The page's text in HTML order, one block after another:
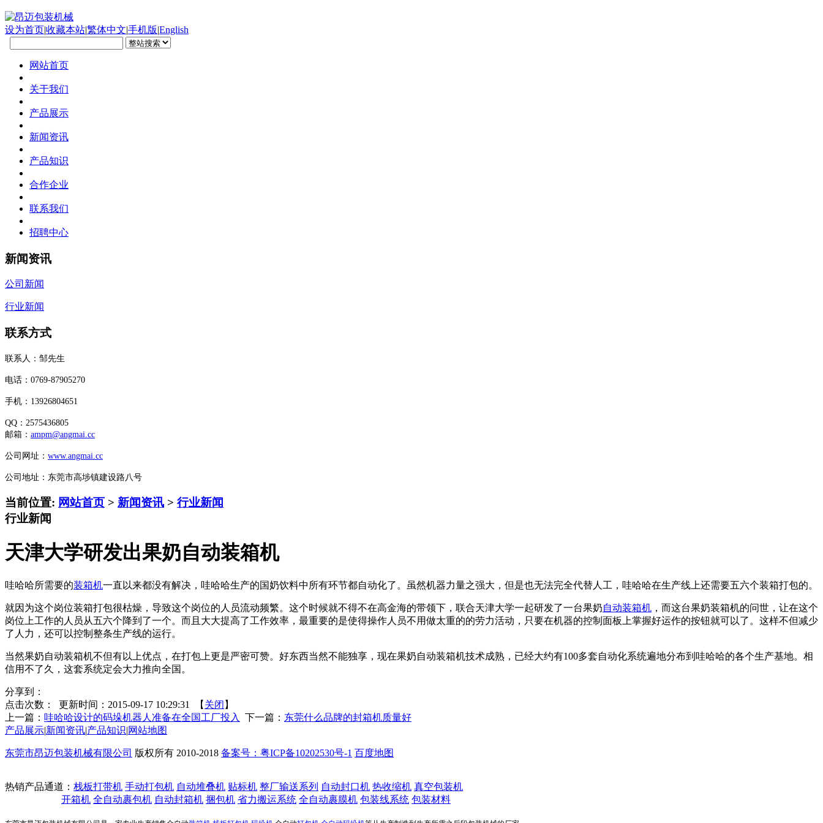
设为首页|收藏本站|繁体中文|手机版|English
网站首页
关于我们
产品展示
新闻资讯
产品知识
合作企业
联系我们
招聘中心
新闻资讯
公司新闻
行业新闻
联系方式
联系人：邹先生
电话：0769-87905270
手机：13926804651
QQ：2575436805
邮箱： ampm@angmai.cc
公司网址： www.angmai.cc
公司地址：东莞市高埗镇建设路八号
当前位置: 网站首页 > 新闻资讯 > 行业新闻
行业新闻
天津大学研发出果奶自动装箱机
哇哈哈所需要的装箱机一直以来都没有解决，哇哈哈生产的国奶饮料中所有环节都自动化了。虽然机器力量之强大，但是也无法完全代替人工，哇哈哈在生产线上还需要五六个装箱打包的。
就因为这个岗位装箱打包很枯燥，导致这个岗位的人员流动频繁。这个时候就不得不在高金海的带领下，联合天津大学一起研发了一台果奶自动装箱机 ，而这台果奶装箱机的问世，让在这个
岗位上工作的人员从五六个降到了一个。而且大大提高了工作效率，最重要的是使得操作人员不用做太重的的劳力活动，只要在机器的控制面板上掌握好运作的按钮就可以了。这样不但减少
了人力，还可以控制整条生产线的运行。
当然果奶自动装箱机不但有以上优点，在打包上更是严密可赞。好东西当然不能独享，现在果奶自动装箱机技术成熟，已经大约有100多套自动化系统遍地分布到哇哈哈的各个生产基地。相
信用不了久，这套系统定会大力推向全国。
分享到：
点击次数：
更新时间：2015-09-17 10:29:31 【 关闭 】
上一篇： 哇哈哈设计的码垛机器人准备在全国工厂投入 下一篇： 东莞什么品牌的封箱机质量好
产品展示 新闻资讯 产品知识 网站地图
东莞市昂迈包装机械有限公司 版权所有 2010-2018 备案号：粤ICP备10202530号-1 百度地图
热销产品通道： 栈板打带机 手动打包机 自动堆叠机 贴标机 整厂输送系列 自动封口机 热收缩机 真空包装机
开箱机 全自动裹包机 自动封箱机 捆包机 省力搬运系统 全自动裹膜机 包装线系统 包装材料